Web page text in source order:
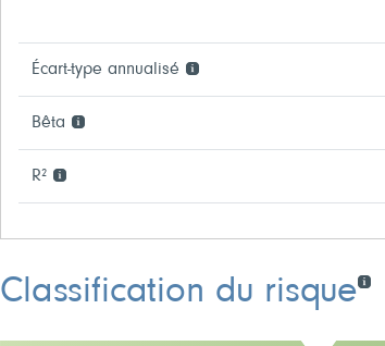
Écart-type annualisé
Bêta
R²
Classification du risque